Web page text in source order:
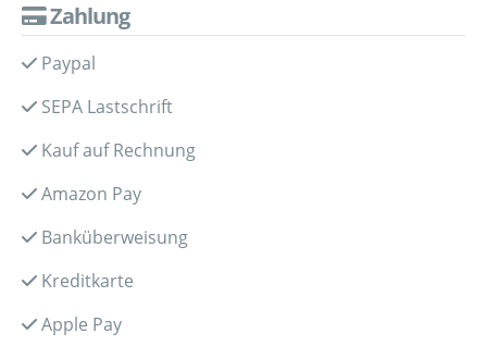
Zahlung
Paypal
SEPA Lastschrift
Kauf auf Rechnung
Amazon Pay
Banküberweisung
Kreditkarte
Apple Pay